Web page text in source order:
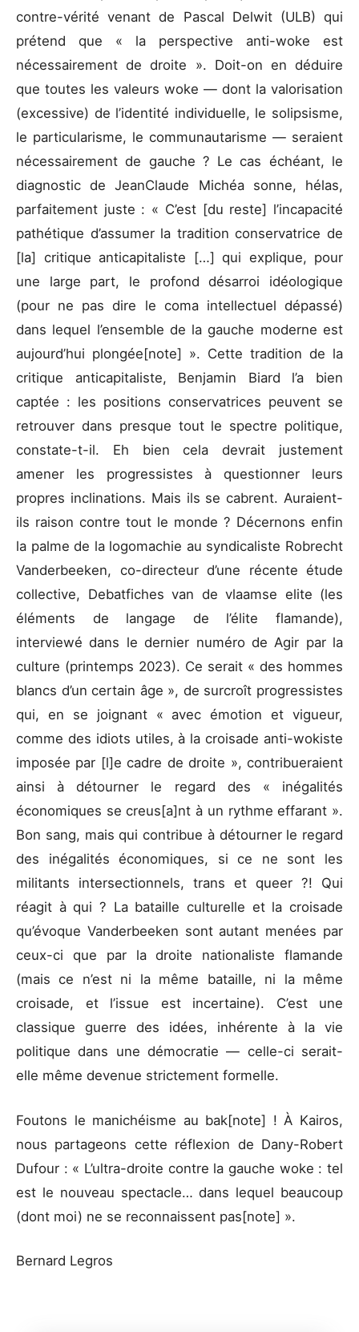
contre-vérité venant de Pascal Delwit (ULB) qui
prétend que « la perspective anti-woke est
nécessairement de droite ». Doit-on en déduire
que toutes les valeurs woke — dont la valorisation
(excessive) de l’identité individuelle, le solipsisme,
le particularisme, le communautarisme — seraient
nécessairement de gauche ? Le cas échéant, le
diagnostic de JeanClaude Michéa sonne, hélas,
parfaitement juste : « C’est [du reste] l’incapacité
pathétique d’assumer la tradition conservatrice de
[la] critique anticapitaliste […] qui explique, pour
une large part, le profond désarroi idéologique
(pour ne pas dire le coma intellectuel dépassé)
dans lequel l’ensemble de la gauche moderne est
aujourd’hui plongée[note] ». Cette tradition de la
critique anticapitaliste, Benjamin Biard l’a bien
captée : les positions conservatrices peuvent se
retrouver dans presque tout le spectre politique,
constate-t-il. Eh bien cela devrait justement
amener les progressistes à questionner leurs
propres inclinations. Mais ils se cabrent. Auraient-
ils raison contre tout le monde ? Décernons enfin
la palme de la logomachie au syndicaliste Robrecht
Vanderbeeken, co-directeur d’une récente étude
collective, Debatfiches van de vlaamse elite (les
éléments de langage de l’élite flamande),
interviewé dans le dernier numéro de Agir par la
culture (printemps 2023). Ce serait « des hommes
blancs d’un certain âge », de surcroît progressistes
qui, en se joignant « avec émotion et vigueur,
comme des idiots utiles, à la croisade anti-wokiste
imposée par [l]e cadre de droite », contribueraient
ainsi à détourner le regard des « inégalités
économiques se creus[a]nt à un rythme effarant ».
Bon sang, mais qui contribue à détourner le regard
des inégalités économiques, si ce ne sont les
militants intersectionnels, trans et queer ?! Qui
réagit à qui ? La bataille culturelle et la croisade
qu’évoque Vanderbeeken sont autant menées par
ceux-ci que par la droite nationaliste flamande
(mais ce n’est ni la même bataille, ni la même
croisade, et l’issue est incertaine). C’est une
classique guerre des idées, inhérente à la vie
politique dans une démocratie — celle-ci serait-
elle même devenue strictement formelle.
Foutons le manichéisme au bak[note] ! À Kairos,
nous partageons cette réflexion de Dany-Robert
Dufour : « L’ultra-droite contre la gauche woke : tel
est le nouveau spectacle… dans lequel beaucoup
(dont moi) ne se reconnaissent pas[note] ».
Bernard Legros